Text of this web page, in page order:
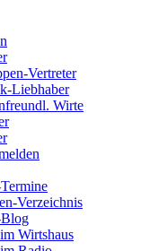
Vertreter
Liebhaber
Wirte
Verzeichnis
Wirtshaus